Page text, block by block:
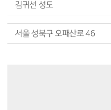
김귀선 성도
서울 성북구 오패산로 46